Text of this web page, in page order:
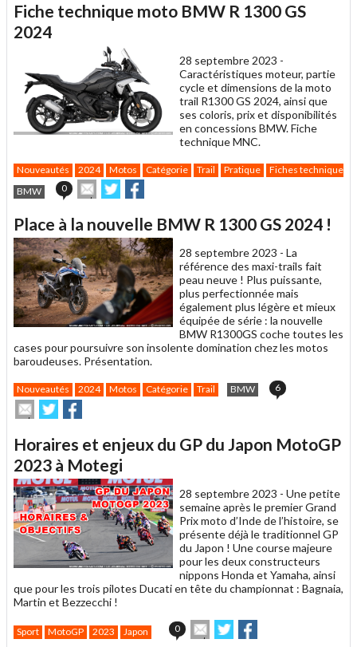
à
un
ami
Fiche technique moto BMW R 1300 GS
2024
28 septembre 2023 -
Caractéristiques moteur, partie
cycle et dimensions de la moto
trail R1300 GS 2024, ainsi que
ses coloris, prix et disponibilités
en concessions BMW. Fiche
technique MNC.
Nouveautés 2024 Motos Catégorie Trail Pratique
Fiches techniques
BMW
0
Envoyer
cet
à
un
ami
Partager
sur sur
Place à la nouvelle BMW R 1300 GS 2024 !
28 septembre 2023 - La
référence des maxi-trails fait
peau neuve ! Plus puissante,
plus perfectionnée mais
également plus légère et mieux
équipée de série : la nouvelle
BMW R1300GS coche toutes les
cases pour poursuivre son insolente domination chez les motos
baroudeuses. Présentation.
Nouveautés 2024 Motos Catégorie Trail BMW 6
Envoyer
cet
à
un
ami
Partager
sur
sur
Horaires et enjeux du GP du Japon MotoGP
2023 à Motegi
28 septembre 2023 - Une petite
semaine après le premier Grand
Prix moto d’Inde de l’histoire, se
présente déjà le traditionnel GP
du Japon ! Une course majeure
pour les deux constructeurs
nippons Honda et Yamaha, ainsi
que pour les trois pilotes Ducati en tête du championnat : Bagnaia,
Martin et Bezzecchi !
Sport MotoGP 2023 Japon 0
Envoyer
cet
Partager
sur sur